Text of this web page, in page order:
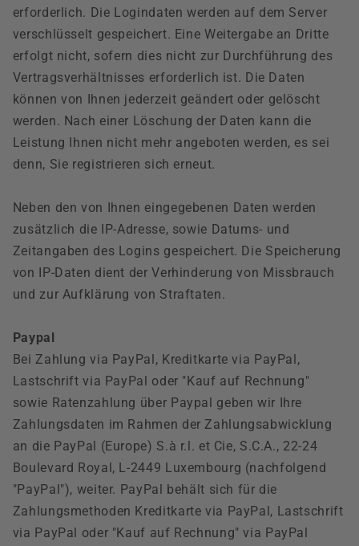
erforderlich. Die Logindaten werden auf dem Server
verschlüsselt gespeichert. Eine Weitergabe an Dritte
erfolgt nicht, sofern dies nicht zur Durchführung des
Vertragsverhältnisses erforderlich ist. Die Daten
können von Ihnen jederzeit geändert oder gelöscht
werden. Nach einer Löschung der Daten kann die
Leistung Ihnen nicht mehr angeboten werden, es sei
denn, Sie registrieren sich erneut.
Neben den von Ihnen eingegebenen Daten werden
zusätzlich die IP-Adresse, sowie Datums- und
Zeitangaben des Logins gespeichert. Die Speicherung
von IP-Daten dient der Verhinderung von Missbrauch
und zur Aufklärung von Straftaten.
Paypal
Bei Zahlung via PayPal, Kreditkarte via PayPal,
Lastschrift via PayPal oder "Kauf auf Rechnung"
sowie Ratenzahlung über Paypal geben wir Ihre
Zahlungsdaten im Rahmen der Zahlungsabwicklung
an die PayPal (Europe) S.à r.l. et Cie, S.C.A., 22-24
Boulevard Royal, L-2449 Luxembourg (nachfolgend
"PayPal"), weiter. PayPal behält sich für die
Zahlungsmethoden Kreditkarte via PayPal, Lastschrift
via PayPal oder "Kauf auf Rechnung" via PayPal